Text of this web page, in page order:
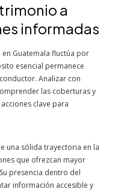
a
informadas
en Guatemala fluctúa por
esencial permanece
Analizar con
las coberturas y
clave para
una sólida trayectoria en la
que ofrezcan mayor
presencia dentro del
información accesible y